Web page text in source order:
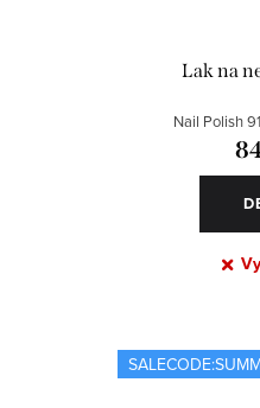
Lak na
Nail Polish